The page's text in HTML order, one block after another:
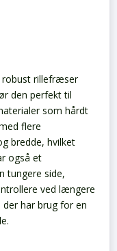
robust rillefræser
den perfekt til
som hårdt
flere
bredde, hvilket
også et
tungere side,
ved længere
har brug for en